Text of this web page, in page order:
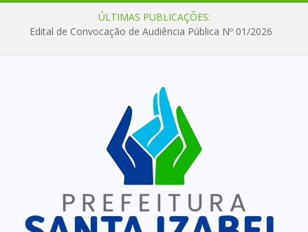
ÚLTIMAS PUBLICAÇÕES:
Edital de Convocação de Audiência Pública Nº 01/2026